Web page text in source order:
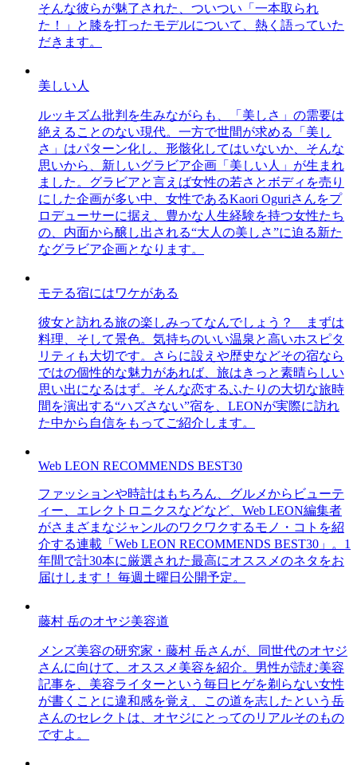
そんな彼らが魅了された、ついつい「一本取られ
た！」と膝を打ったモデルについて、熱く語っていた
だきます。
美しい人
ルッキズム批判を生みながらも、「美しさ」の需要は
絶えることのない現代。一方で世間が求める「美し
さ」はパターン化し、形骸化してはいないか、そんな
思いから、新しいグラビア企画「美しい人」が生まれ
ました。グラビアと言えば女性の若さとボディを売り
にした企画が多い中、女性であるKaori Oguriさんをプ
ロデューサーに据え、豊かな人生経験を持つ女性たち
の、内面から醸し出される“大人の美しさ”に迫る新た
なグラビア企画となります。
モテる宿にはワケがある
彼女と訪れる旅の楽しみってなんでしょう？ まずは
料理、そして景色。気持ちのいい温泉と高いホスピタ
リティも大切です。さらに設えや歴史などその宿なら
ではの個性的な魅力があれば、旅はきっと素晴らしい
思い出になるはず。そんな恋するふたりの大切な旅時
間を演出する“ハズさない”宿を、LEONが実際に訪れ
た中から自信をもってご紹介します。
Web LEON RECOMMENDS BEST30
ファッションや時計はもちろん、グルメからビューテ
ィー、エレクトロニクスなどなど、Web LEON編集者
がさまざまなジャンルのワクワクするモノ・コトを紹
介する連載「Web LEON RECOMMENDS BEST30」。1
年間で計30本に厳選された最高にオススメのネタをお
届けします！ 毎週土曜日公開予定。
藤村 岳のオヤジ美容道
メンズ美容の研究家・藤村 岳さんが、同世代のオヤジ
さんに向けて、オススメ美容を紹介。男性が読む美容
記事を、美容ライターという毎日ヒゲを剃らない女性
が書くことに違和感を覚え、この道を志したという岳
さんのセレクトは、オヤジにとってのリアルそのもの
ですよ。